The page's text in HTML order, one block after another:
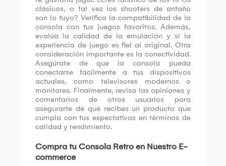
clásicos, o tal vez los shooters de antaño
son lo tuyo? Verifica la compatibilidad de la
consola con tus juegos favoritos. Además,
evalúa la calidad de la emulación y si la
experiencia de juego es fiel al original. Otra
consideración importante es la conectividad.
Asegúrate de que la consola pueda
conectarse fácilmente a tus dispositivos
actuales, como televisores modernos o
monitores. Finalmente, revisa las opiniones y
comentarios de otros usuarios para
asegurarte de que recibes un producto que
cumpla con tus expectativas en términos de
calidad y rendimiento.
Compra tu Consola Retro en Nuestro E-
commerce